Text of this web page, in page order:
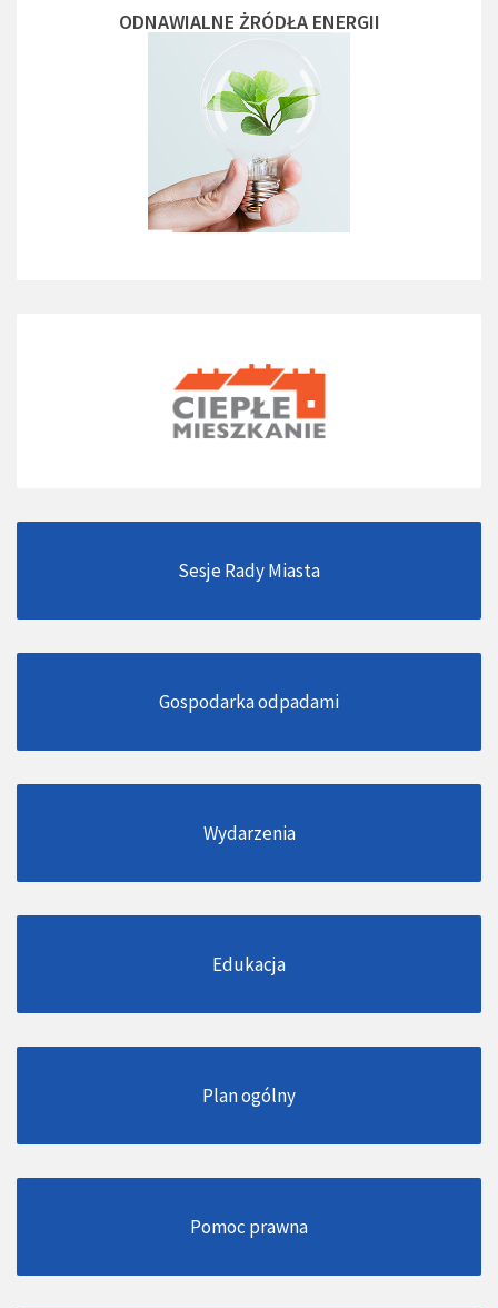
ODNAWIALNE ŻRÓDŁA ENERGII
Sesje Rady Miasta
Gospodarka odpadami
Wydarzenia
Edukacja
Plan ogólny
Pomoc prawna